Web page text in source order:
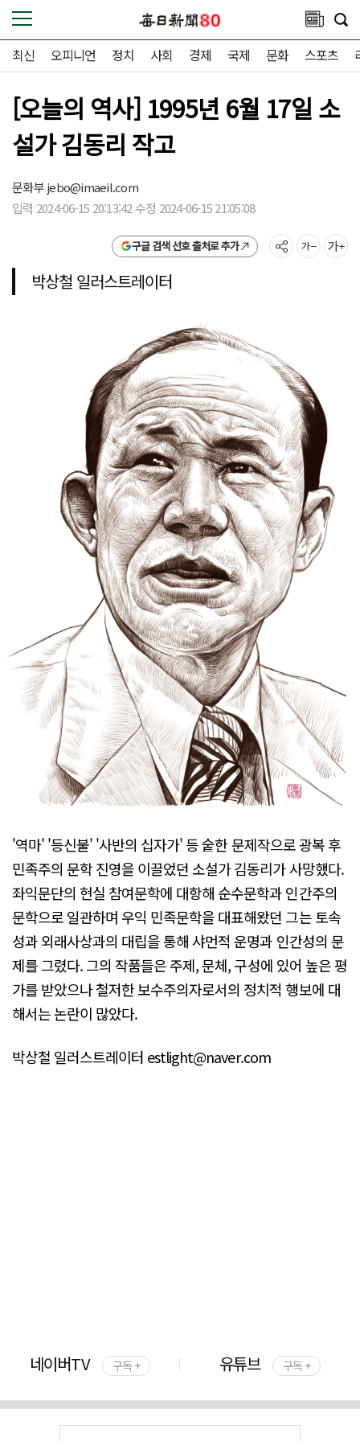
최신 오피니언 정치 사회 경제 국제 문화 스포츠
[오늘의 역사] 1995년 6월 17일 소
설가 김동리 작고
문화부jebo@imaeil.com
입력 2024-06-15 20:13:42 수정 2024-06-15 21:05:08
구글 검색 선호 출처로 추가
박상철 일러스트레이터
'역마' '등신불' '사반의 십자가' 등 숱한 문제작으로 광복 후
민족주의 문학 진영을 이끌었던 소설가 김동리가 사망했다.
좌익문단의 현실 참여문학에 대항해 순수문학과 인간주의
문학으로 일관하며 우익 민족문학을 대표해왔던 그는 토속
성과 외래사상과의 대립을 통해 샤먼적 운명과 인간성의 문
제를 그렸다. 그의 작품들은 주제, 문체, 구성에 있어 높은 평
가를 받았으나 철저한 보수주의자로서의 정치적 행보에 대
해서는 논란이 많았다.
박상철 일러스트레이터 estlight@naver.com
네이버TV 구독 + 유튜브 구독 +